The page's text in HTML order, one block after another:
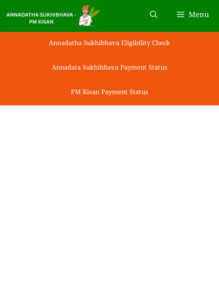
to
content
Menu
Annadatha Sukhibhava Eligibility Check
Annadata Sukhibhava Payment Status
PM Kisan Payment Status